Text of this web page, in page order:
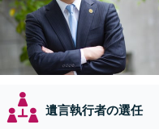
遺言執行者の選任